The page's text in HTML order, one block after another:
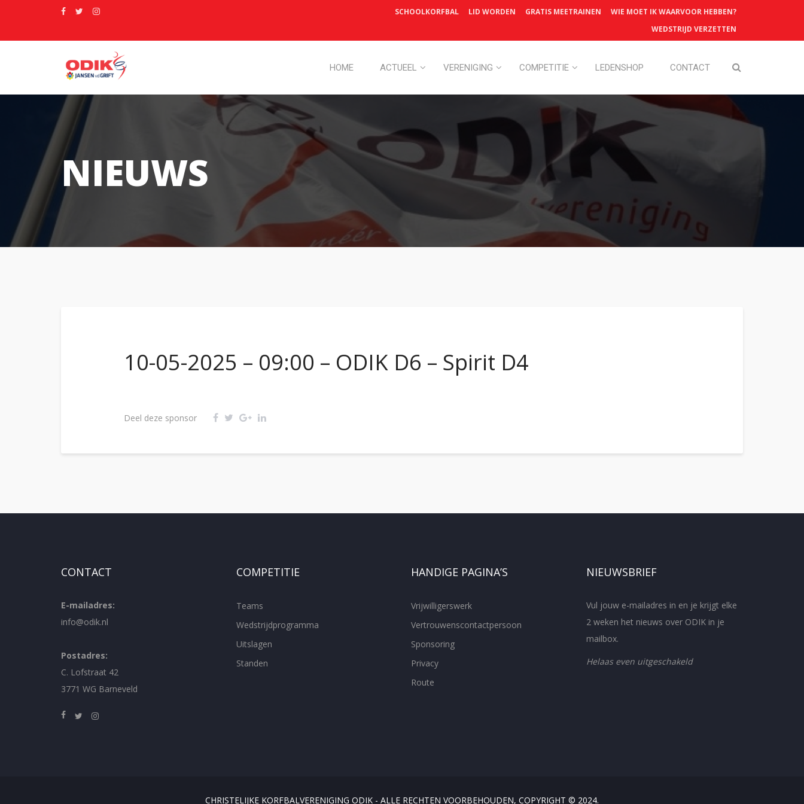
SCHOOLKORFBAL LID WORDEN GRATIS MEETRAINEN
WIE MOET IK WAARVOOR HEBBEN?
WEDSTRIJD VERZETTEN
HOME ACTUEEL VERENIGING COMPETITIE LEDENSHOP CONTACT
NIEUWS
10-05-2025 – 09:00 – ODIK D6 – Spirit D4
Deel deze sponsor
CONTACT
E-mailadres:
info@odik.nl
Postadres:
C. Lofstraat 42
3771 WG Barneveld
COMPETITIE
Teams
Wedstrijdprogramma
Uitslagen
Standen
HANDIGE PAGINA’S
Vrijwilligerswerk
Vertrouwenscontactpersoon
Sponsoring
Privacy
Route
NIEUWSBRIEF
Vul jouw e-mailadres in en je krijgt elke
2 weken het nieuws over ODIK in je
mailbox.
Helaas even uitgeschakeld
CHRISTELIJKE KORFBALVERENIGING ODIK - ALLE RECHTEN VOORBEHOUDEN, COPYRIGHT © 2024.